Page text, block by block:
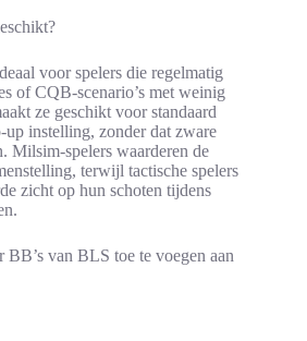
voor spelers die regelmatig
of CQB-scenario’s met weinig
ze geschikt voor standaard
up instelling, zonder dat zware
Milsim-spelers waarderen de
terwijl tactische spelers
zicht op hun schoten tijdens
van BLS toe te voegen aan